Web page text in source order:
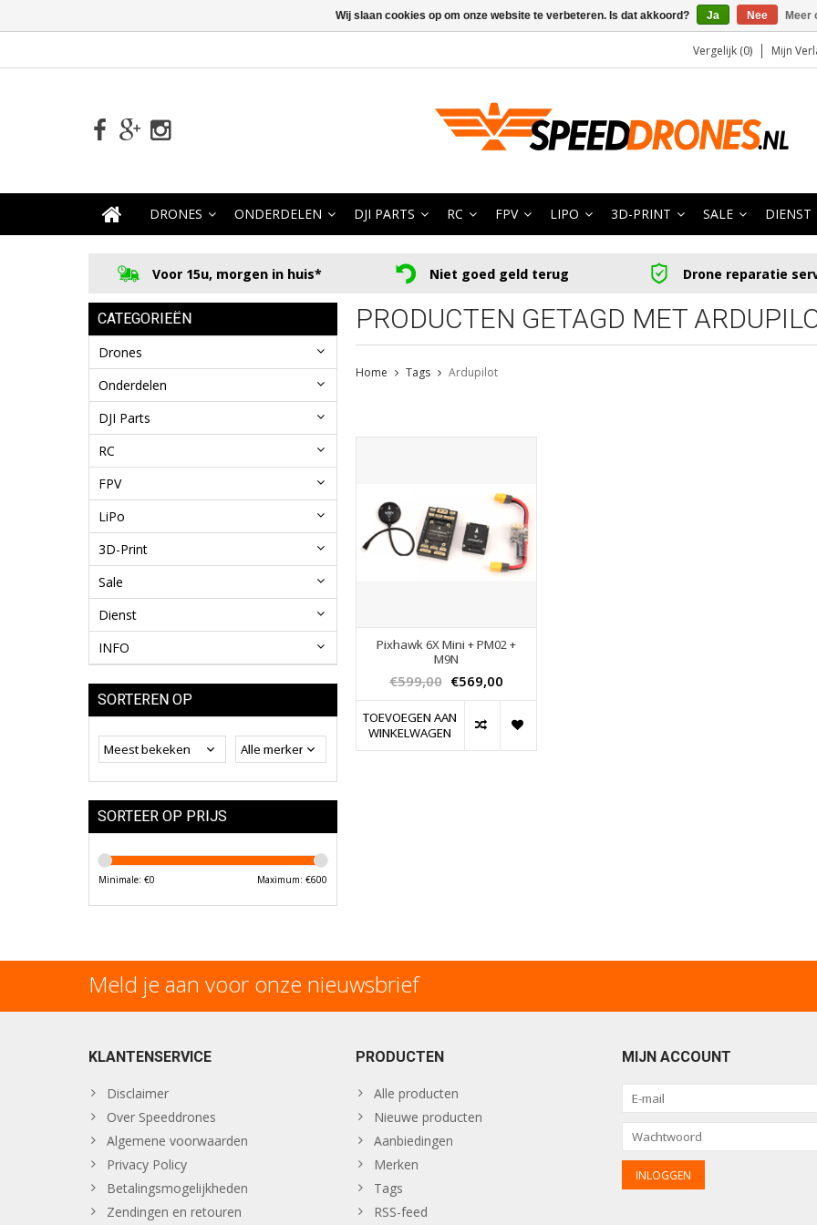
Vergelijk (0) Mijn
DRONES ONDERDELEN DJI PARTS RC FPV LIPO 3D-PRINT SALE DIENST
Voor 15u, morgen in huis* Niet goed geld terug Drone reparatie
CATEGORIEËN
Drones
Onderdelen
DJI Parts
RC
FPV
LiPo
3D-Print
Sale
Dienst
INFO
SORTEREN OP
SORTEER OP PRIJS
Minimale: €0 Maximum: €600
PRODUCTEN GETAGD MET
Home Tags Ardupilot
Pixhawk 6X Mini + PM02 +
M9N
€599,00 €569,00
TOEVOEGEN AAN
WINKELWAGEN
Meld je aan voor onze nieuwsbrief
KLANTENSERVICE
Disclaimer
Over Speeddrones
Algemene voorwaarden
Privacy Policy
Betalingsmogelijkheden
Zendingen en retouren
PRODUCTEN
Alle producten
Nieuwe producten
Aanbiedingen
Merken
Tags
RSS-feed
MIJN ACCOUNT
Wij slaan cookies op om onze website te verbeteren. Is dat akkoord? Ja Nee Meer